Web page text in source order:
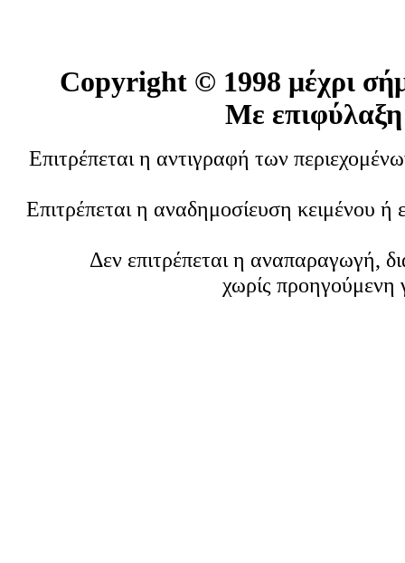
Copyright © 1998 μέχρι
Με επιφύλαξη
Επιτρέπεται η αντιγραφή των
Επιτρέπεται η αναδημοσίευση κειμένου
Δεν επιτρέπεται η αναπαραγωγή,
χωρίς προηγούμενη